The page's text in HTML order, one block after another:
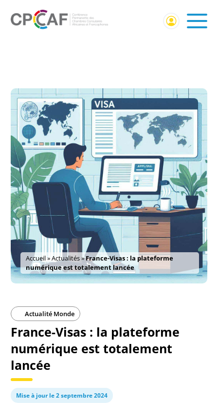
Accueil»Actualités»France-Visas : la plateforme
numérique est totalement lancée
Actualité Monde
France-Visas : la plateforme
numérique est totalement
lancée
Mise à jour le 2 septembre 2024